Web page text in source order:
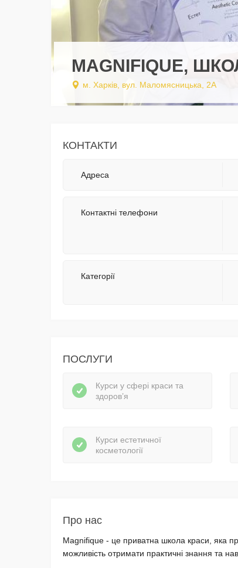
MAGNIFIQUE,
м. Харків, вул. Маломясницька, 2А
КОНТАКТИ
Адреса
Контактні телефони
Категорії
ПОСЛУГИ
Курси у сфері краси та
здоров’я
Курси естетичної
косметології
Про нас
Magnifique - це приватна школа краси, яка
можливість отримати практичні знання та